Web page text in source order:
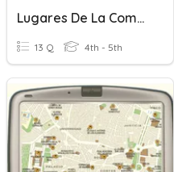
Lugares De La Comunidad
13 Q 4th - 5th